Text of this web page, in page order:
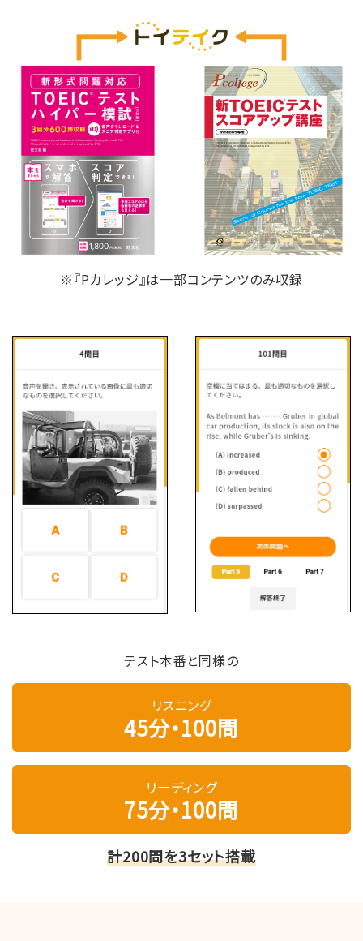
※『Pカレッジ』は一部コンテンツのみ収録
テスト本番と同様の
リスニング
45分・100問
リーディング
75分・100問
計200問を3セット搭載